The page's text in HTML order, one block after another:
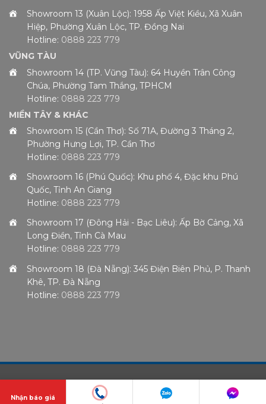
Showroom 13 (Xuân Lộc): 1958 Ấp Việt Kiều, Xã Xuân
Hiệp, Phường Xuân Lộc, TP. Đồng Nai
Hotline: 0888 223 779
VŨNG TÀU
Showroom 14 (TP. Vũng Tàu): 64 Huyền Trân Công
Chúa, Phường Tam Thắng, TPHCM
Hotline: 0888 223 779
MIỀN TÂY & KHÁC
Showroom 15 (Cần Thơ): Số 71A, Đường 3 Tháng 2,
Phường Hưng Lợi, TP. Cần Thơ
Hotline: 0888 223 779
Showroom 16 (Phú Quốc): Khu phố 4, Đặc khu Phú
Quốc, Tỉnh An Giang
Hotline: 0888 223 779
Showroom 17 (Đông Hải - Bạc Liêu): Ấp Bờ Cảng, Xã
Long Điền, Tỉnh Cà Mau
Hotline: 0888 223 779
Showroom 18 (Đà Nẵng): 345 Điện Biên Phủ, P. Thanh
Khê, TP. Đà Nẵng
Hotline: 0888 223 779
Nhận báo giá
© Thiết kế và lập trình bởi